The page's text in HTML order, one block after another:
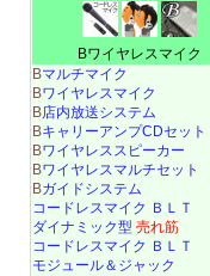
Bワイヤレスマイク
Bマルチマイク
Bワイヤレスマイク
B店内放送システム
BキャリーアンプCDセット
Bワイヤレススピーカー
Bワイヤレスマルチセット
Bガイドシステム
コードレスマイク ＢＬＴ
ダイナミック型 売れ筋
コードレスマイク ＢＬＴ
モジュール＆ジャック